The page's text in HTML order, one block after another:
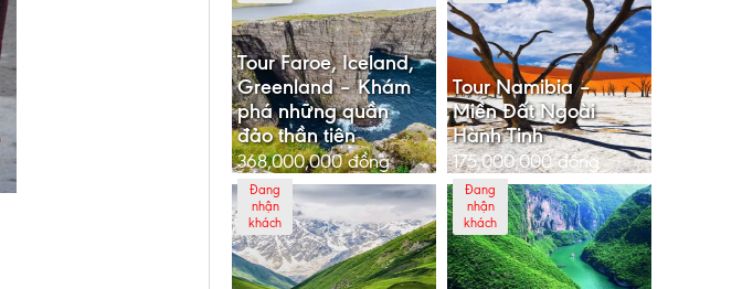
Tour Faroe, Iceland,
Greenland – Khám
phá những quần
đảo thần tiên
368,000,000đồng
Tour Namibia –
Miền Đất Ngoài
Hành Tinh
175,000,000đồng
Đang
nhận
khách
Đang
nhận
khách